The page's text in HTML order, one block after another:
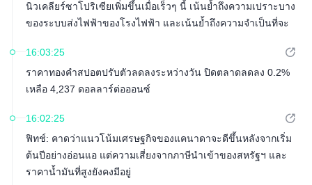
นิวเคลียร์ซาโปริเซียเพิ่มขึ้นเมื่อเร็วๆ นี้ เน้นย้ำถึงความเปราะบาง
ของระบบส่งไฟฟ้าของโรงไฟฟ้า และเน้นย้ำถึงความจำเป็นที่จะ
ระหว่างความขัดแย้งทางทหาร
16:03:25
ราคาทองคำสปอตปรับตัวลดลงระหว่างวัน ปิดตลาดลดลง 0.2%
เหลือ 4,237 ดอลลาร์ต่อออนซ์
16:02:25
ฟิทช์: คาดว่าแนวโน้มเศรษฐกิจของแคนาดาจะดีขึ้นหลังจากเริ่ม
ต้นปีอย่างอ่อนแอ แต่ความเสี่ยงจากภาษีนำเข้าของสหรัฐฯ และ
ราคาน้ำมันที่สูงยังคงมีอยู่